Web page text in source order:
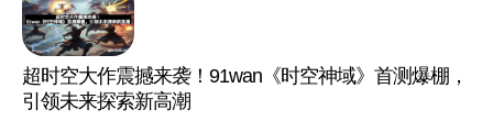
超时空大作震撼来袭！91wan《时空神域》首测爆棚，
引领未来探索新高潮